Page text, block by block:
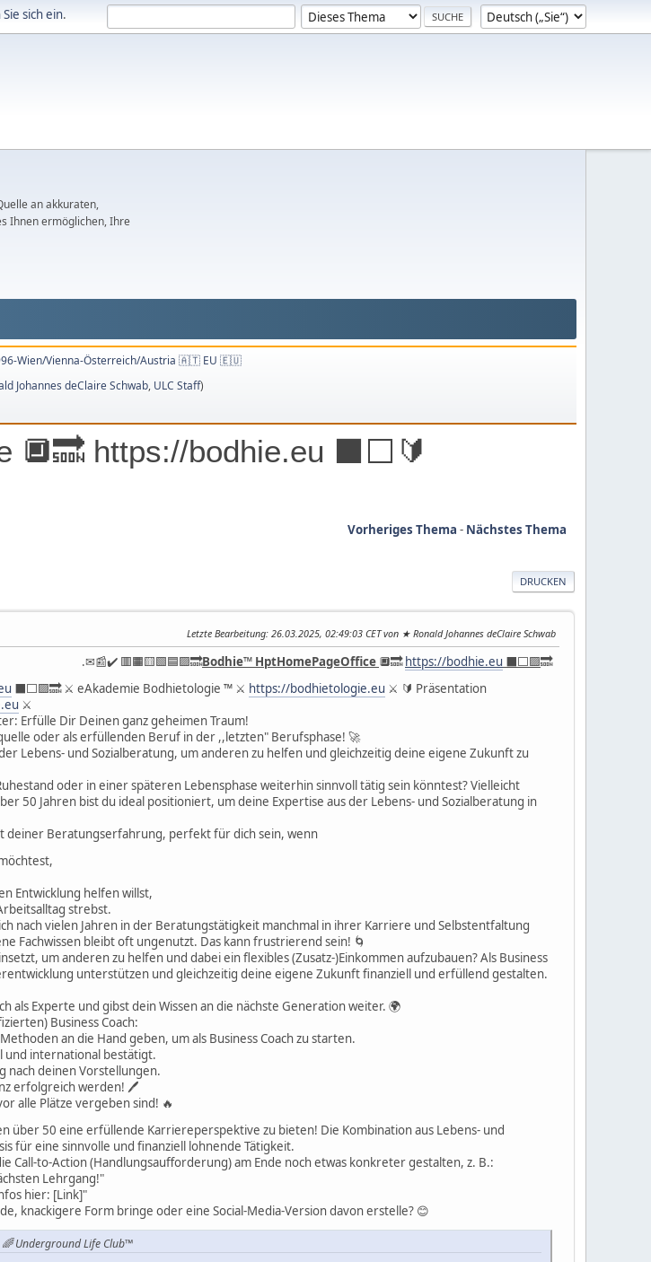
sich ein.
an akkuraten,
Ihnen ermöglichen, Ihre
Wien/Vienna-Österreich/Austria 🇦🇹 EU 🇪🇺
Johannes deClaire Schwab, ULC Staff)
https://bodhie.eu ⬛️⬜️🔰
Vorheriges Thema - Nächstes Thema
DRUCKEN
Letzte Bearbeitung: 26.03.2025, 02:49:03 CET von ★ Ronald Johannes deClaire Schwab
.✉📰✔️ 🟥🟧🟨🟩🟦🟪🔜Bodhie™ HptHomePageOffice 🔲🔜https://bodhie.eu ⬛️⬜️🟪🔜
⬛️⬜️🟪🔜 ⚔ eAkademie Bodhietologie ™ ⚔ https://bodhietologie.eu ⚔ 🔰 Präsentation
⚔
Erfülle Dir Deinen ganz geheimen Traum!
oder als erfüllenden Beruf in der ,,letzten" Berufsphase! 🚀
Lebens- und Sozialberatung, um anderen zu helfen und gleichzeitig deine eigene Zukunft zu
oder in einer späteren Lebensphase weiterhin sinnvoll tätig sein könntest? Vielleicht
50 Jahren bist du ideal positioniert, um deine Expertise aus der Lebens- und Sozialberatung in
deiner Beratungserfahrung, perfekt für dich sein, wenn
Entwicklung helfen willst,
strebst.
nach vielen Jahren in der Beratungstätigkeit manchmal in ihrer Karriere und Selbstentfaltung
Fachwissen bleibt oft ungenutzt. Das kann frustrierend sein! 🌀
um anderen zu helfen und dabei ein flexibles (Zusatz-)Einkommen aufzubauen? Als Business
unterstützen und gleichzeitig deine eigene Zukunft finanziell und erfüllend gestalten.
als Experte und gibst dein Wissen an die nächste Generation weiter. 🌍
Business Coach:
an die Hand geben, um als Business Coach zu starten.
und international bestätigt.
nach deinen Vorstellungen.
erfolgreich werden! 🖊
alle Plätze vergeben sind! 🔥
über 50 eine erfüllende Karriereperspektive zu bieten! Die Kombination aus Lebens- und
für eine sinnvolle und finanziell lohnende Tätigkeit.
Call-to-Action (Handlungsaufforderung) am Ende noch etwas konkreter gestalten, z. B.:
Lehrgang!"
hier: [Link]"
knackigere Form bringe oder eine Social-Media-Version davon erstelle? 😊
Underground Life Club™